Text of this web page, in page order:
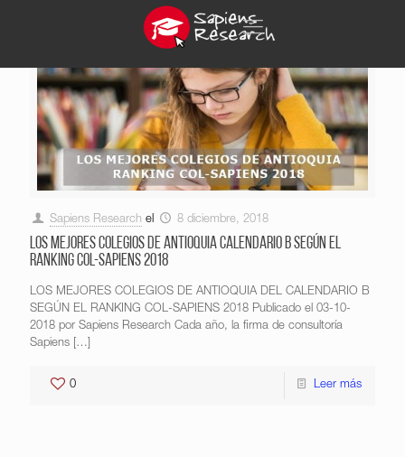
Sapiens Research el 8 diciembre, 2018
LOS MEJORES COLEGIOS DE ANTIOQUIA CALENDARIO B SEGÚN EL
RANKING COL-SAPIENS 2018
LOS MEJORES COLEGIOS DE ANTIOQUIA DEL CALENDARIO B
SEGÚN EL RANKING COL-SAPIENS 2018 Publicado el 03-10-
2018 por Sapiens Research Cada año, la firma de consultoría
Sapiens […]
0 Leer más